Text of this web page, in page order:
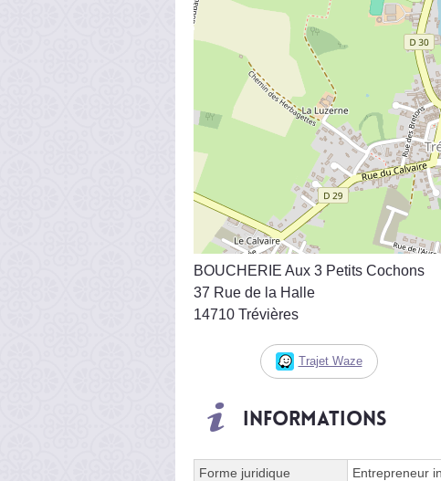
BOUCHERIE Aux 3 Petits Cochons
37 Rue de la Halle
14710 Trévières
Trajet Waze
Informations
Forme juridique
Entrepreneur